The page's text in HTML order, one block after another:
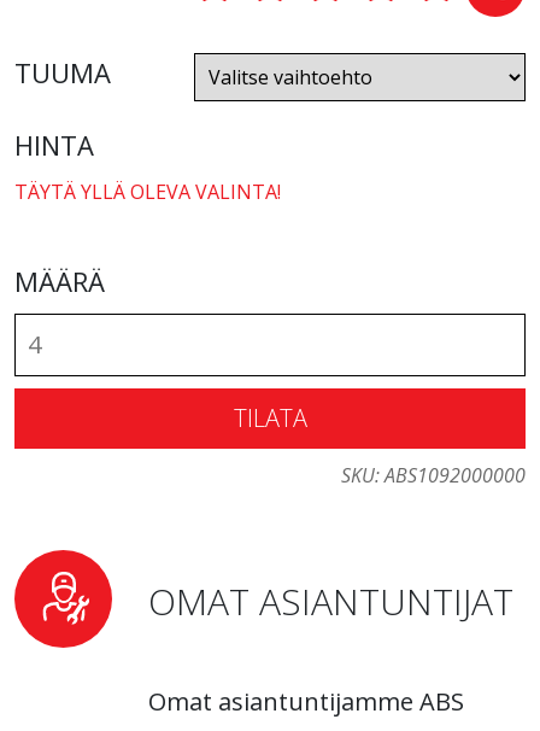
TUUMA
HINTA
TÄYTÄ YLLÄ OLEVA VALINTA!
MÄÄRÄ
TILATA
SKU:ABS1092000000
OMAT ASIANTUNTIJAT
Omat asiantuntijamme ABS